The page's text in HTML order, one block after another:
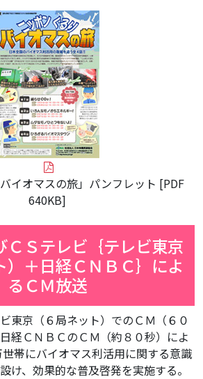
イオマスの旅」パンフレット [PDF
640KB]
Ｓテレビ｛テレビ東京
）＋日経ＣＮＢＣ｝によ
るＣＭ放送
東京（６局ネット）でのＣＭ（６０
経ＣＮＢＣのＣＭ（約８０秒）によ
帯にバイオマス利活用に関する意識
け、効果的な普及啓発を実施する。